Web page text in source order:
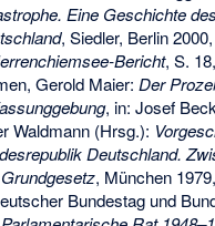
Eine Geschichte
, Siedler, Berlin
Bericht, S.
Gerold Maier:Der
, in: Josef
Waldmann (Hrsg.):
Deutschland.
, München
Bundestag und